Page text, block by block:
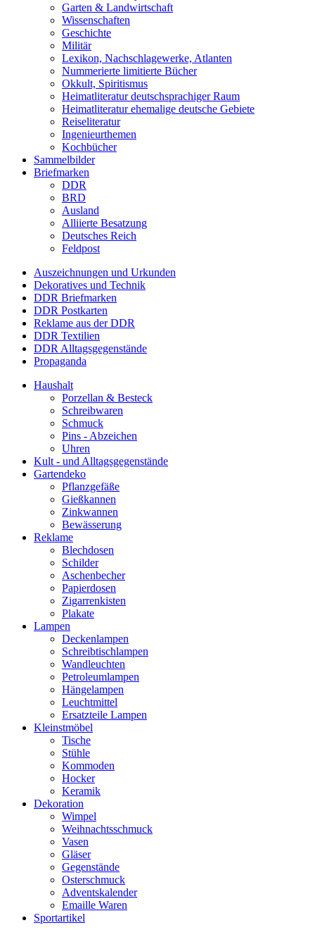
Garten & Landwirtschaft
Wissenschaften
Geschichte
Militär
Lexikon, Nachschlagewerke, Atlanten
Nummerierte limitierte Bücher
Okkult, Spiritismus
Heimatliteratur deutschsprachiger Raum
Heimatliteratur ehemalige deutsche Gebiete
Reiseliteratur
Ingenieurthemen
Kochbücher
Sammelbilder
Briefmarken
DDR
BRD
Ausland
Alliierte Besatzung
Deutsches Reich
Feldpost
Auszeichnungen und Urkunden
Dekoratives und Technik
DDR Briefmarken
DDR Postkarten
Reklame aus der DDR
DDR Textilien
DDR Alltagsgegenstände
Propaganda
Haushalt
Porzellan & Besteck
Schreibwaren
Schmuck
Pins - Abzeichen
Uhren
Kult - und Alltagsgegenstände
Gartendeko
Pflanzgefäße
Gießkannen
Zinkwannen
Bewässerung
Reklame
Blechdosen
Schilder
Aschenbecher
Papierdosen
Zigarrenkisten
Plakate
Lampen
Deckenlampen
Schreibtischlampen
Wandleuchten
Petroleumlampen
Hängelampen
Leuchtmittel
Ersatzteile Lampen
Kleinstmöbel
Tische
Stühle
Kommoden
Hocker
Keramik
Dekoration
Wimpel
Weihnachtsschmuck
Vasen
Gläser
Gegenstände
Osterschmuck
Adventskalender
Emaille Waren
Sportartikel